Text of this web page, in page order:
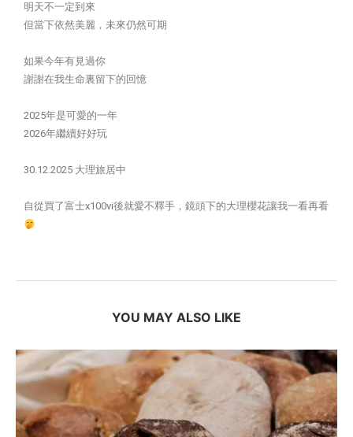
明天不一定到來
但當下依然美麗，未來仍然可期
如果今年有見過你
謝謝在我生命裏留下的回憶
2025年是可愛的一年
2026年繼續好好玩
30.12.2025 大理旅居中
自從買了富士x100vi後就愛不釋手，鏡頭下的大理櫻花讓我一看再看
YOU MAY ALSO LIKE